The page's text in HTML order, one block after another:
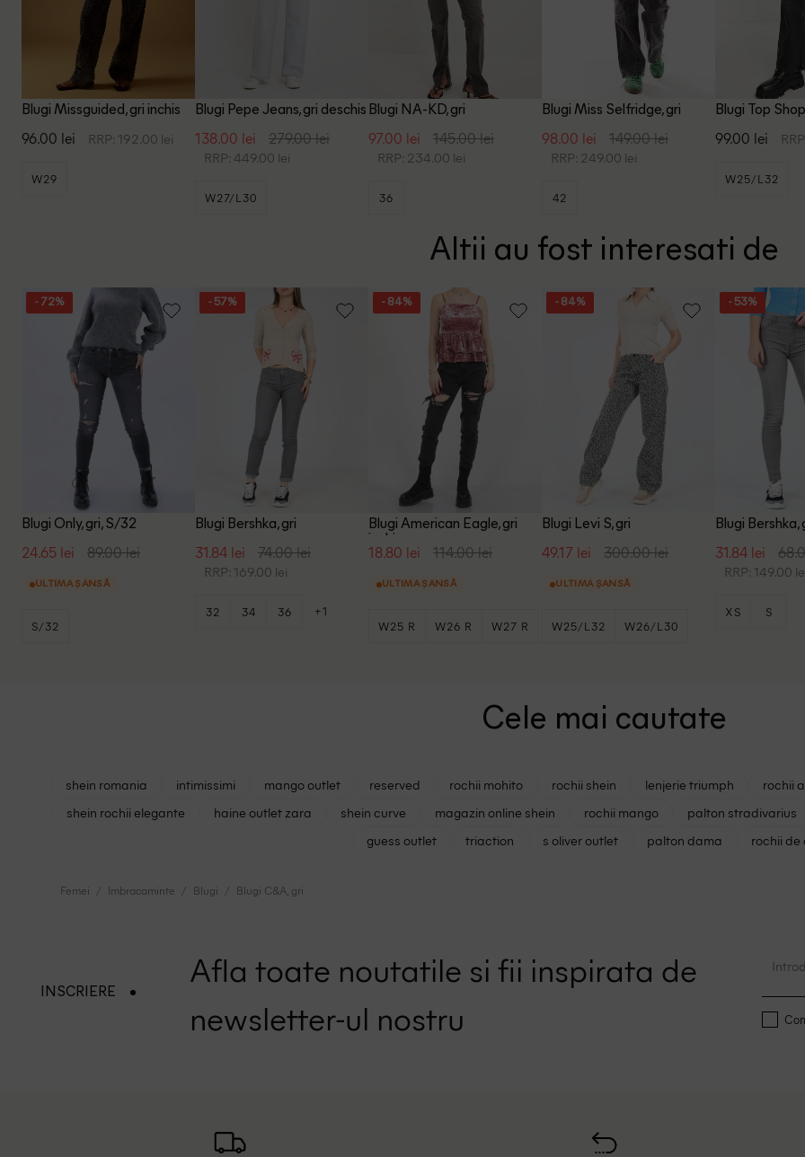
Blugi Missguided, gri inchis
96.00 lei RRP: 192.00 lei
W29
Blugi Pepe Jeans, gri deschis
138.00 lei 279.00 lei
RRP: 449.00 lei
W27/L30
Blugi NA-KD, gri
97.00 lei 145.00 lei
RRP: 234.00 lei
36
Blugi Miss Selfridge, gri
98.00 lei 149.00 lei
RRP: 249.00 lei
42
Blugi Top
99.00 lei
W25/L32
Altii au fost interesati de
- 72%
Blugi Only, gri, S/32
24.65 lei 89.00 lei
ULTIMA ȘANSĂ
S/32
- 57%
Blugi Bershka, gri
31.84 lei 74.00 lei
RRP: 169.00 lei
32 34 36 +1
- 84%
Blugi American Eagle, gri
inchis
18.80 lei 114.00 lei
ULTIMA ȘANSĂ
W25 R W26 R W27 R
- 84%
Blugi Levi S, gri
49.17 lei 300.00 lei
ULTIMA ȘANSĂ
W25/L32 W26/L30
- 53%
Blugi Bershka,
31.84 lei
RRP: 149.00
XS S
Cele mai cautate
shein romania intimissimi mango outlet reserved rochii mohito rochii shein lenjerie triumph rochii
shein rochii elegante
haine outlet zara shein curve magazin online shein rochii mango palton stradivarius
guess outlet
triaction s oliver outlet palton dama rochii de
Femei Imbracaminte Blugi Blugi C&A, gri
INSCRIERE
Afla toate noutatile si fii inspirata de
newsletter-ul nostru